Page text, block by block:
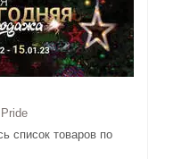
список товаров по